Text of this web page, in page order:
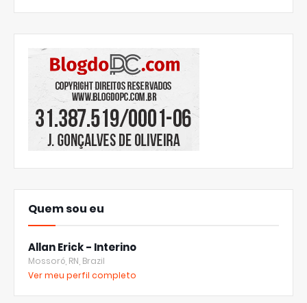
Quem sou eu
Allan Erick - Interino
Mossoró, RN, Brazil
Ver meu perfil completo